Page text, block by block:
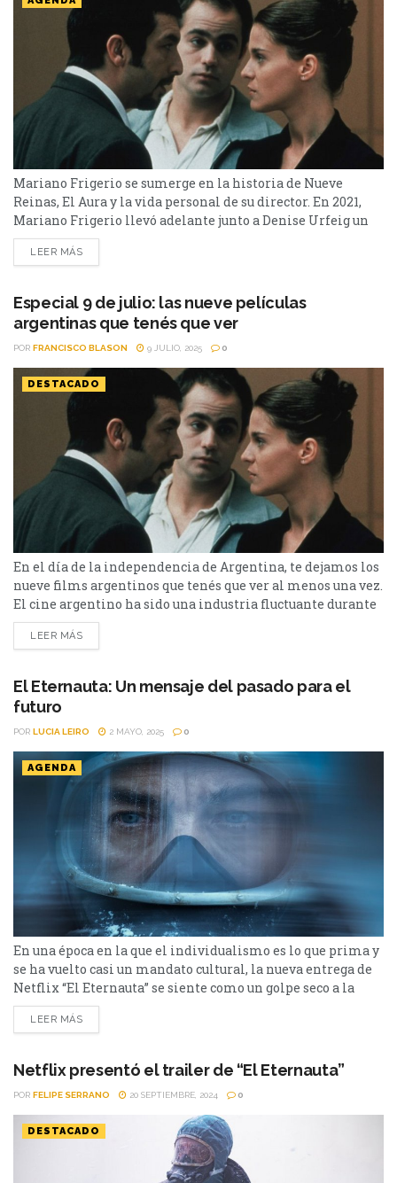
Mariano Frigerio se sumerge en la historia de Nueve
Reinas, El Aura y la vida personal de su director. En 2021,
Mariano Frigerio llevó adelante junto a Denise Urfeig un
documental sobre los fanáticos de "Esperando la Carroza"
(Carroceros) que profundiza en el fenómeno detrás de la
misma dupla estrenó Leyenda...
LEER MÁS
Especial 9 de julio: las nueve películas
argentinas que tenés que ver
POR FRANCISCO BLASON 9 JULIO, 2025 0
DESTACADO
En el día de la independencia de Argentina, te dejamos los
nueve films argentinos que tenés que ver al menos una vez.
El cine argentino ha sido una industria fluctuante durante
toda su historia. Sin embargo, a pesar de todas las
situaciones económicas e institucionales que ha
arregló para regalar historias...
LEER MÁS
El Eternauta: Un mensaje del pasado para el
futuro
POR LUCIA LEIRO 2 MAYO, 2025 0
AGENDA
En una época en la que el individualismo es lo que prima y
se ha vuelto casi un mandato cultural, la nueva entrega de
Netflix “El Eternauta” se siente como un golpe seco a la
conciencia, llamando a pensar a quien esté dispuesto a
hacerlo. La frase que resuena e inunda toda esta seria es
LEER MÁS
Netflix presentó el trailer de “El Eternauta”
POR FELIPE SERRANO 20 SEPTIEMBRE, 2024 0
DESTACADO